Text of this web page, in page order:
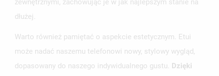
zewnętrznymi, zachowując je w jak najlepszym stanie na
dłużej.
Warto również pamiętać o aspekcie estetycznym. Etui
może nadać naszemu telefonowi nowy, stylowy wygląd,
dopasowany do naszego indywidualnego gustu.
Dzięki